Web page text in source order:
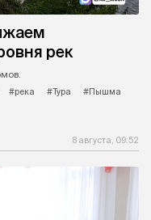
рек
#река #Тура
#Пышма
8 августа, 09:52